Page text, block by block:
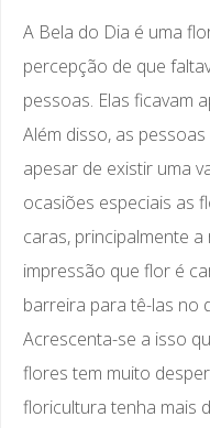
A Bela do Dia é uma
percepção de que
pessoas. Elas ficavam
Além disso, as
apesar de existir uma
ocasiões especiais as
caras, principalmente
impressão que flor é
barreira para tê-las no
Acrescenta-se a isso
flores tem muito
floricultura tenha mais